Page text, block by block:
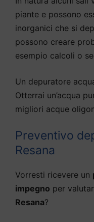
piante e possono
inorganici che si
possono creare
esempio calcoli o
Un depuratore
Otterrai un’acqua
migliori acque
Preventivo
Resana
Vorresti ricevere un
impegno per
Resana?